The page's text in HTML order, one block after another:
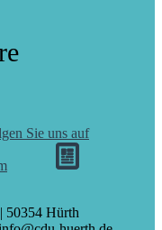
Sie uns auf
50354 Hürth